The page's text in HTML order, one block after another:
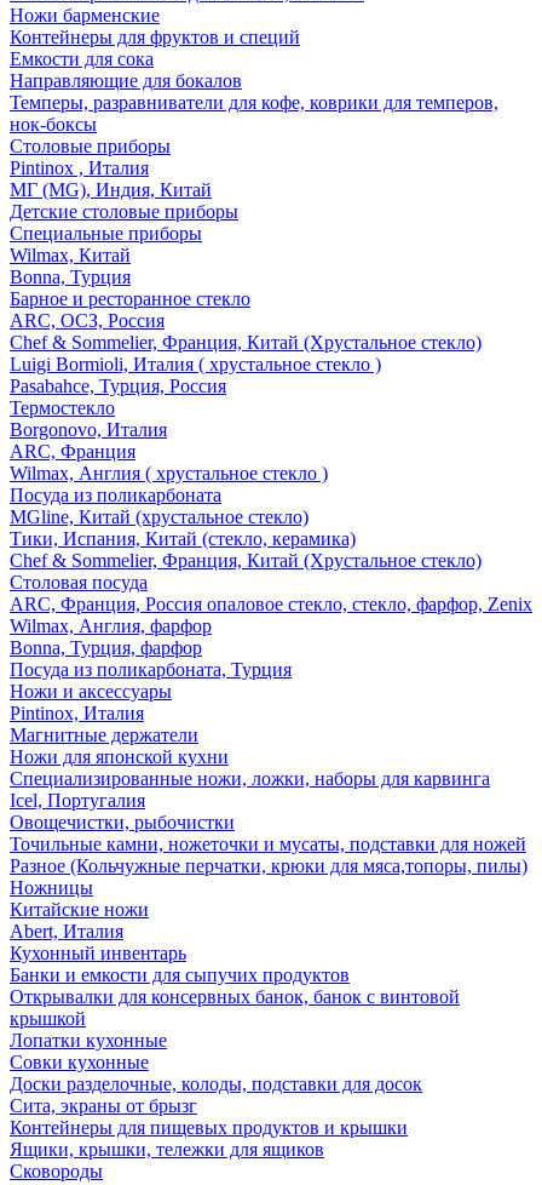
Ножи барменские
Контейнеры для фруктов и специй
Емкости для сока
Направляющие для бокалов
Темперы, разравниватели для кофе, коврики для темперов,
нок-боксы
Столовые приборы
Pintinox , Италия
МГ (MG), Индия, Китай
Детские столовые приборы
Специальные приборы
Wilmax, Китай
Bonna, Турция
Барное и ресторанное стекло
ARC, ОСЗ, Россия
Chef & Sommelier, Франция, Китай (Хрустальное стекло)
Luigi Bormioli, Италия ( хрустальное стекло )
Pasabahce, Турция, Россия
Термостекло
Borgonovo, Италия
ARC, Франция
Wilmax, Англия ( хрустальное стекло )
Посуда из поликарбоната
MGline, Китай (хрустальное стекло)
Тики, Испания, Китай (стекло, керамика)
Chef & Sommelier, Франция, Китай (Хрустальное стекло)
Столовая посуда
ARC, Франция, Россия опаловое стекло, стекло, фарфор, Zenix
Wilmax, Англия, фарфор
Bonna, Турция, фарфор
Посуда из поликарбоната, Турция
Ножи и аксессуары
Pintinox, Италия
Магнитные держатели
Ножи для японской кухни
Специализированные ножи, ложки, наборы для карвинга
Icel, Португалия
Овощечистки, рыбочистки
Точильные камни, ножеточки и мусаты, подставки для ножей
Разное (Кольчужные перчатки, крюки для мяса,топоры, пилы)
Ножницы
Китайские ножи
Abert, Италия
Кухонный инвентарь
Банки и емкости для сыпучих продуктов
Открывалки для консервных банок, банок с винтовой
крышкой
Лопатки кухонные
Совки кухонные
Доски разделочные, колоды, подставки для досок
Сита, экраны от брызг
Контейнеры для пищевых продуктов и крышки
Ящики, крышки, тележки для ящиков
Сковороды